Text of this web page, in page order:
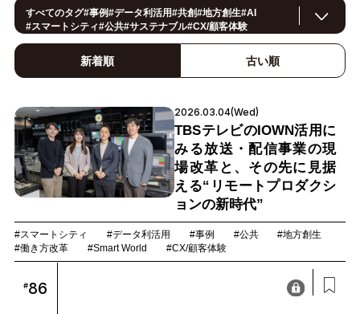
すべてのタグ#事例#データ利活用#共創#地方創生#AI
#スマートシティ#公共#サステナブル#CX/顧客体験
#ヘルスケア#環境・エネルギー
#働き方改革
イノベーション#IoT
スマートファクトリー
#デジタルツイン
新着順 古い順
2026.03.04(Wed)
TBSテレビのIOWN活用に
みる放送・配信事業の現
場改革と、その先に見据
える“リモートプロダクシ
ョンの新時代”
#スマートシティ #データ利活用 #事例 #公共
#地方創生
#働き方改革
#Smart World #CX/顧客体験
#86